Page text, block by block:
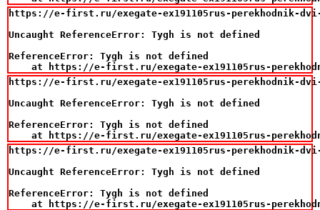
https://e-first.ru/exegate-ex191105rus-perekhodnik-dvi-
Uncaught ReferenceError: Tygh is not defined
ReferenceError: Tygh is not defined
at https://e-first.ru/exegate-ex191105rus-
https://e-first.ru/exegate-ex191105rus-perekhodnik-dvi-
Uncaught ReferenceError: Tygh is not defined
ReferenceError: Tygh is not defined
at https://e-first.ru/exegate-ex191105rus-
https://e-first.ru/exegate-ex191105rus-perekhodnik-dvi-
Uncaught ReferenceError: Tygh is not defined
ReferenceError: Tygh is not defined
at https://e-first.ru/exegate-ex191105rus-